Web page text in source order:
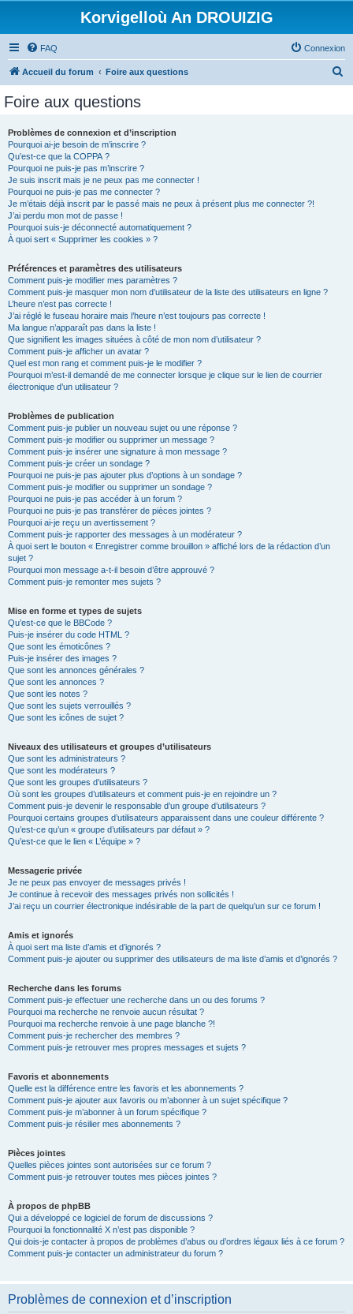
Korvigelloù An DROUIZIG
FAQ Connexion
Accueil du forum Foire aux questions
Foire aux questions
Problèmes de connexion et d’inscription
Pourquoi ai-je besoin de m’inscrire ?
Qu’est-ce que la COPPA ?
Pourquoi ne puis-je pas m’inscrire ?
Je suis inscrit mais je ne peux pas me connecter !
Pourquoi ne puis-je pas me connecter ?
Je m’étais déjà inscrit par le passé mais ne peux à présent plus me connecter ?!
J’ai perdu mon mot de passe !
Pourquoi suis-je déconnecté automatiquement ?
À quoi sert « Supprimer les cookies » ?
Préférences et paramètres des utilisateurs
Comment puis-je modifier mes paramètres ?
Comment puis-je masquer mon nom d’utilisateur de la liste des utilisateurs en ligne ?
L’heure n’est pas correcte !
J’ai réglé le fuseau horaire mais l’heure n’est toujours pas correcte !
Ma langue n’apparaît pas dans la liste !
Que signifient les images situées à côté de mon nom d’utilisateur ?
Comment puis-je afficher un avatar ?
Quel est mon rang et comment puis-je le modifier ?
Pourquoi m’est-il demandé de me connecter lorsque je clique sur le lien de courrier
électronique d’un utilisateur ?
Problèmes de publication
Comment puis-je publier un nouveau sujet ou une réponse ?
Comment puis-je modifier ou supprimer un message ?
Comment puis-je insérer une signature à mon message ?
Comment puis-je créer un sondage ?
Pourquoi ne puis-je pas ajouter plus d’options à un sondage ?
Comment puis-je modifier ou supprimer un sondage ?
Pourquoi ne puis-je pas accéder à un forum ?
Pourquoi ne puis-je pas transférer de pièces jointes ?
Pourquoi ai-je reçu un avertissement ?
Comment puis-je rapporter des messages à un modérateur ?
À quoi sert le bouton « Enregistrer comme brouillon » affiché lors de la rédaction d’un
sujet ?
Pourquoi mon message a-t-il besoin d’être approuvé ?
Comment puis-je remonter mes sujets ?
Mise en forme et types de sujets
Qu’est-ce que le BBCode ?
Puis-je insérer du code HTML ?
Que sont les émoticônes ?
Puis-je insérer des images ?
Que sont les annonces générales ?
Que sont les annonces ?
Que sont les notes ?
Que sont les sujets verrouillés ?
Que sont les icônes de sujet ?
Niveaux des utilisateurs et groupes d’utilisateurs
Que sont les administrateurs ?
Que sont les modérateurs ?
Que sont les groupes d’utilisateurs ?
Où sont les groupes d’utilisateurs et comment puis-je en rejoindre un ?
Comment puis-je devenir le responsable d’un groupe d’utilisateurs ?
Pourquoi certains groupes d’utilisateurs apparaissent dans une couleur différente ?
Qu’est-ce qu’un « groupe d’utilisateurs par défaut » ?
Qu’est-ce que le lien « L’équipe » ?
Messagerie privée
Je ne peux pas envoyer de messages privés !
Je continue à recevoir des messages privés non sollicités !
J’ai reçu un courrier électronique indésirable de la part de quelqu’un sur ce forum !
Amis et ignorés
À quoi sert ma liste d’amis et d’ignorés ?
Comment puis-je ajouter ou supprimer des utilisateurs de ma liste d’amis et d’ignorés ?
Recherche dans les forums
Comment puis-je effectuer une recherche dans un ou des forums ?
Pourquoi ma recherche ne renvoie aucun résultat ?
Pourquoi ma recherche renvoie à une page blanche ?!
Comment puis-je rechercher des membres ?
Comment puis-je retrouver mes propres messages et sujets ?
Favoris et abonnements
Quelle est la différence entre les favoris et les abonnements ?
Comment puis-je ajouter aux favoris ou m’abonner à un sujet spécifique ?
Comment puis-je m’abonner à un forum spécifique ?
Comment puis-je résilier mes abonnements ?
Pièces jointes
Quelles pièces jointes sont autorisées sur ce forum ?
Comment puis-je retrouver toutes mes pièces jointes ?
À propos de phpBB
Qui a développé ce logiciel de forum de discussions ?
Pourquoi la fonctionnalité X n’est pas disponible ?
Qui dois-je contacter à propos de problèmes d’abus ou d’ordres légaux liés à ce forum ?
Comment puis-je contacter un administrateur du forum ?
Problèmes de connexion et d’inscription